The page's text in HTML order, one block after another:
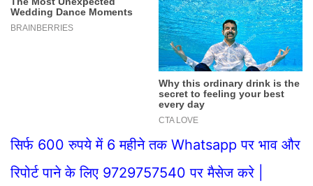
सिर्फ 600 रुपये में 6 महीने तक Whatsapp पर भाव और
रिपोर्ट पाने के लिए 9729757540 पर मैसेज करे |